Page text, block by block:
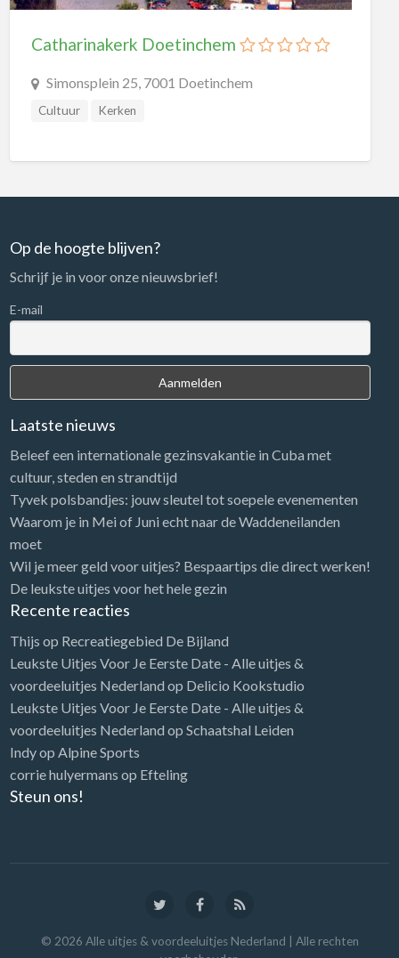
Catharinakerk Doetinchem
Simonsplein 25, 7001 Doetinchem
Cultuur Kerken
Op de hoogte blijven?
Schrijf je in voor onze nieuwsbrief!
E-mail
Laatste nieuws
Beleef een internationale gezinsvakantie in Cuba met
cultuur, steden en strandtijd
Tyvek polsbandjes: jouw sleutel tot soepele evenementen
Waarom je in Mei of Juni echt naar de Waddeneilanden
moet
Wil je meer geld voor uitjes? Bespaartips die direct werken!
De leukste uitjes voor het hele gezin
Recente reacties
Thijs op Recreatiegebied De Bijland
Leukste Uitjes Voor Je Eerste Date - Alle uitjes &
voordeeluitjes Nederland op Delicio Kookstudio
Leukste Uitjes Voor Je Eerste Date - Alle uitjes &
voordeeluitjes Nederland op Schaatshal Leiden
Indyop Alpine Sports
corrie hulyermans op Efteling
Steun ons!
© 2026 Alle uitjes & voordeeluitjes Nederland | Alle rechten